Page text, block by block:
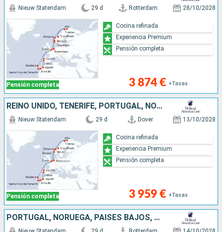
Pensión completa
Nieuw Statendam 29 d Rotterdam 28/10/2028
3 874 € +Tasas
Cocina refinada
Experiencia Premium
Pensión completa
REINO UNIDO, TENERIFE, PORTUGAL, NORUEGA, LANZAROTE, PAISES BAJOS, MARRUECOS
Pensión completa
Nieuw Statendam 29 d Dover 13/10/2028
3 959 € +Tasas
Cocina refinada
Experiencia Premium
Pensión completa
PORTUGAL, NORUEGA, PAISES BAJOS, REINO UNIDO, TENERIFE, LANZAROTE, MARRUECOS